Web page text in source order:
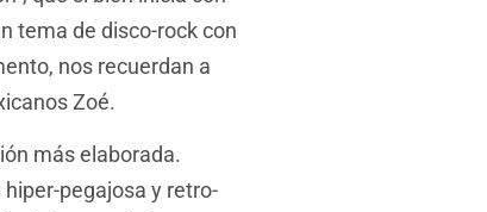
tema de disco-rock con
nos recuerdan a
Zoé.
más elaborada.
pegajosa y retro-